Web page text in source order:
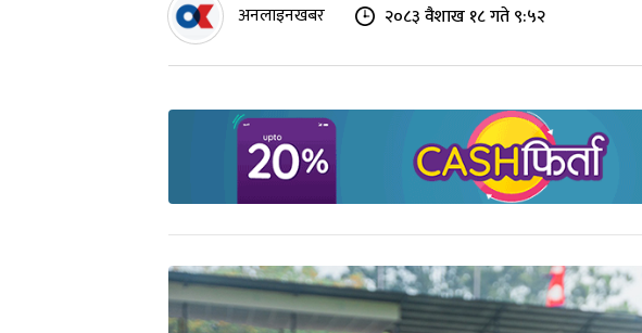
अनलाइनखबर २०८३ वैशाख १८ गते ९:५२